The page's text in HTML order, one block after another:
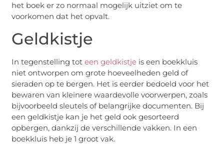
het boek er zo normaal mogelijk uitziet om te
voorkomen dat het opvalt.
Geldkistje
In tegenstelling toteen geldkistje is een boekkluis
niet ontworpen om grote hoeveelheden geld of
sieraden op te bergen. Het is eerder bedoeld voor het
bewaren van kleinere waardevolle voorwerpen, zoals
bijvoorbeeld sleutels of belangrijke documenten. Bij
een geldkistje kan je het geld ook gesorteerd
opbergen, dankzij de verschillende vakken. In een
boekkluis heb je 1 groot vak.